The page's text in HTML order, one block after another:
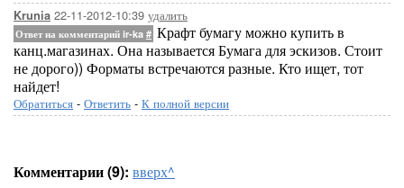
Krunia 22-11-2012-10:39 удалить
Ответ на комментарий ir-ka # Крафт бумагу можно купить в
канц.магазинах. Она называется Бумага для эскизов. Стоит
не дорого)) Форматы встречаются разные. Кто ищет, тот
найдет!
Обратиться - Ответить - К полной версии
Комментарии (9): вверх^